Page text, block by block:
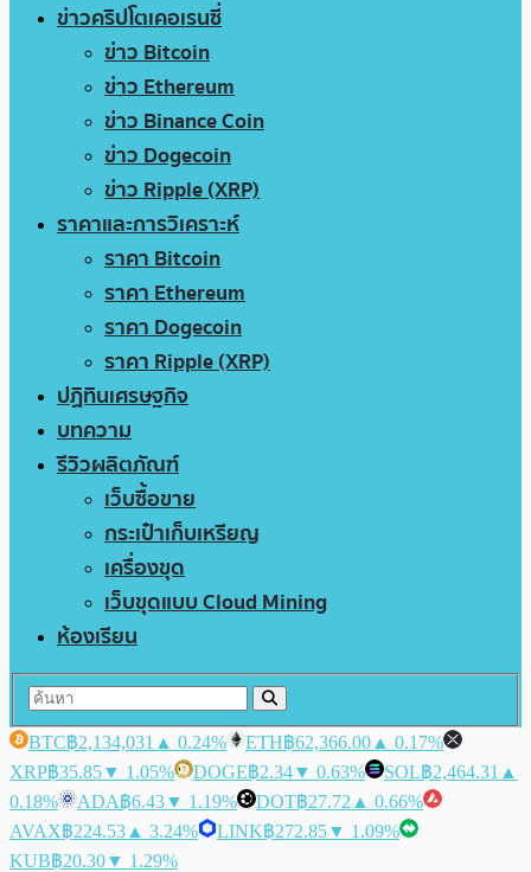
ข่าวคริปโตเคอเรนซี่
ข่าว Bitcoin
ข่าว Ethereum
ข่าว Binance Coin
ข่าว Dogecoin
ข่าว Ripple (XRP)
ราคาและการวิเคราะห์
ราคา Bitcoin
ราคา Ethereum
ราคา Dogecoin
ราคา Ripple (XRP)
ปฏิทินเศรษฐกิจ
บทความ
รีวิวผลิตภัณฑ์
เว็บซื้อขาย
กระเป๋าเก็บเหรียญ
เครื่องขุด
เว็บขุดแบบ Cloud Mining
ห้องเรียน
BTC฿2,134,031 ▲ 0.24% ETH฿62,366.00 ▲ 0.17%
XRP฿35.85▼ 1.05% DOGE฿2.34▼ 0.63% SOL฿2,464.31 ▲
0.18%
ADA฿6.43▼ 1.19% DOT฿27.72 ▲ 0.66%
AVAX฿224.53 ▲ 3.24% LINK฿272.85▼ 1.09%
KUB฿20.30▼ 1.29%